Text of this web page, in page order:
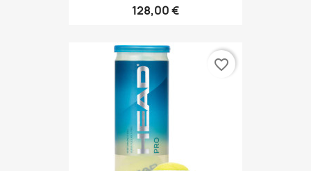
128,00 €
favorite_border